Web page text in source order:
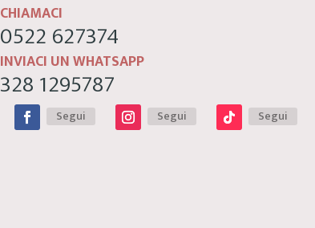
CHIAMACI
0522 627374
INVIACI UN WHATSAPP
328 1295787
Segui Segui Segui